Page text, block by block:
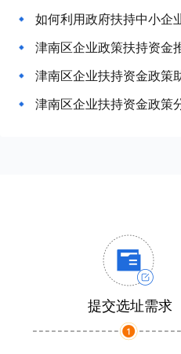
如何利用政府扶持中小企
津南区企业政策扶持资金
津南区企业扶持资金政策
津南区企业扶持资金政策
提交选址需求